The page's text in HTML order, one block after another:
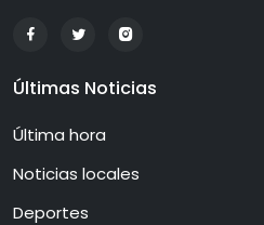
Últimas Noticias
Última hora
Noticias locales
Deportes